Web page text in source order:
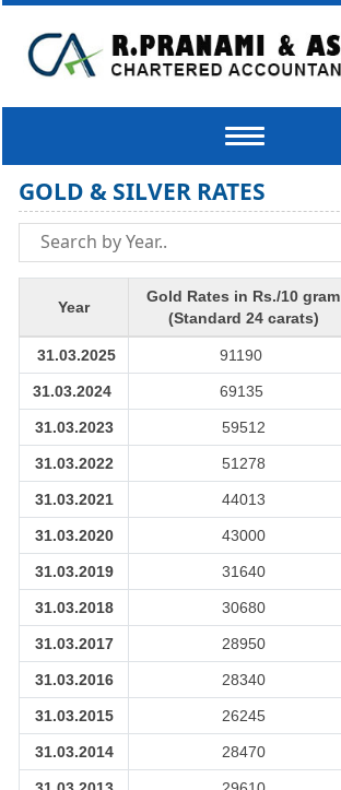
Toggle
GOLD & SILVER RATES
Year
Gold Rates in Rs./10 gram
(Standard 24 carats)
31.03.2025 91190
31.03.2024 69135
31.03.2023 59512
31.03.2022 51278
31.03.2021 44013
31.03.2020 43000
31.03.2019 31640
31.03.2018 30680
31.03.2017 28950
31.03.2016 28340
31.03.2015 26245
31.03.2014 28470